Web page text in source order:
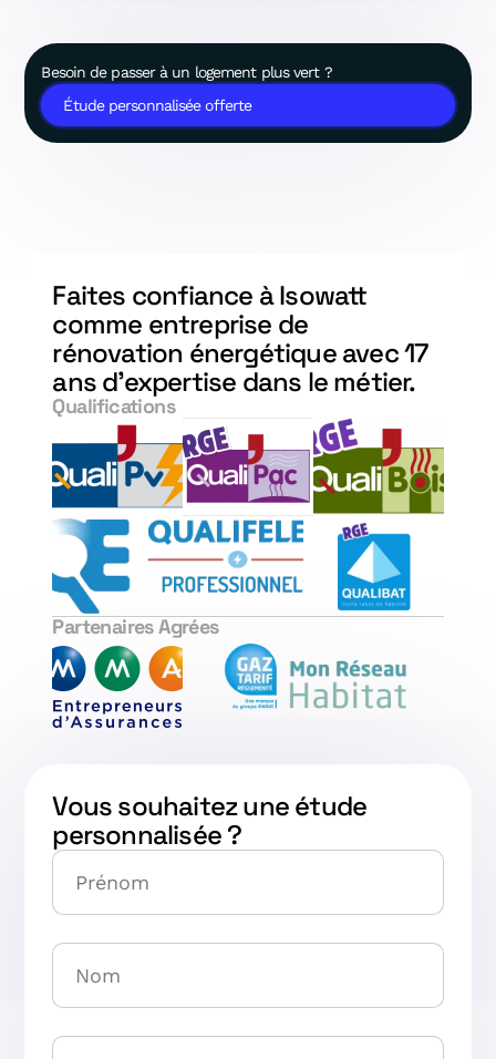
Besoin de passer à un logement plus vert ?
Étude personnalisée offerte
Faites confiance à Isowatt
comme entreprise de
rénovation énergétique avec 17
ans d'expertise dans le métier.
Qualifications
Partenaires Agrées
Vous souhaitez une étude
personnalisée ?